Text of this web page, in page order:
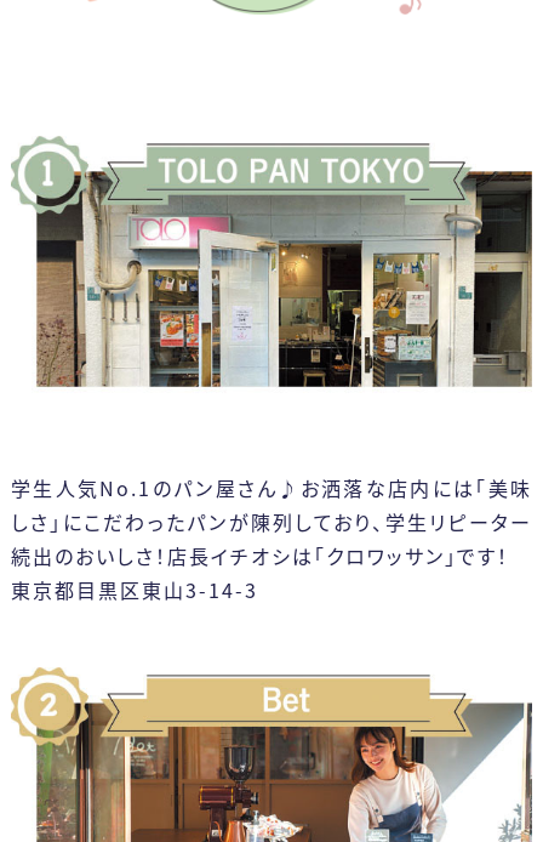
学生人気No.1のパン屋さん♪お洒落な店内には「美味
しさ」にこだわったパンが陳列しており、学生リピーター
続出のおいしさ！店長イチオシは「クロワッサン」です！
東京都目黒区東山3-14-3